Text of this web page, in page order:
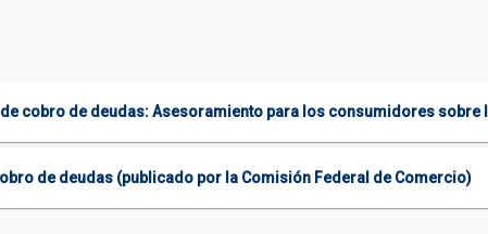
cobro de deudas: Asesoramiento para los consumidores sobre
de deudas (publicado por la Comisión Federal de Comercio)